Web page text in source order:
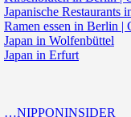
Japanische
Ramen essen in Berlin |
Japan in Wolfenbüttel
Japan in Erfurt
…NIPPONINSIDER